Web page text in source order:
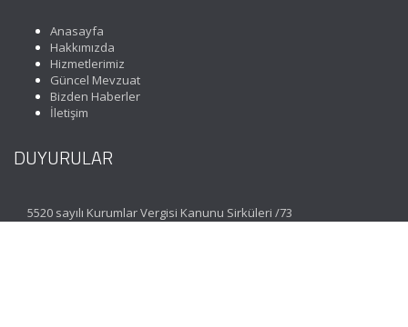
Anasayfa
Hakkımızda
Hizmetlerimiz
Güncel Mevzuat
Bizden Haberler
İletişim
DUYURULAR
5520 sayılı Kurumlar Vergisi Kanunu Sirküleri /73